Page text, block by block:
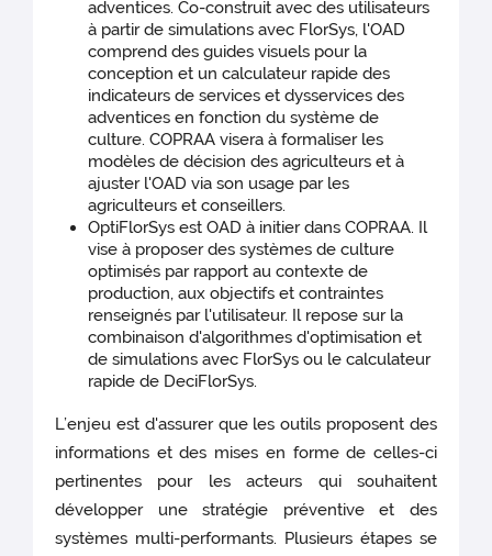
adventices. Co-construit avec des utilisateurs
à partir de simulations avec FlorSys, l'OAD
comprend des guides visuels pour la
conception et un calculateur rapide des
indicateurs de services et dysservices des
adventices en fonction du système de
culture. COPRAA visera à formaliser les
modèles de décision des agriculteurs et à
ajuster l'OAD via son usage par les
agriculteurs et conseillers.
OptiFlorSys est OAD à initier dans COPRAA. Il
vise à proposer des systèmes de culture
optimisés par rapport au contexte de
production, aux objectifs et contraintes
renseignés par l'utilisateur. Il repose sur la
combinaison d'algorithmes d'optimisation et
de simulations avec FlorSys ou le calculateur
rapide de DeciFlorSys.
L’enjeu est d'assurer que les outils proposent des
informations et des mises en forme de celles-ci
pertinentes pour les acteurs qui souhaitent
développer une stratégie préventive et des
systèmes multi-performants. Plusieurs étapes se